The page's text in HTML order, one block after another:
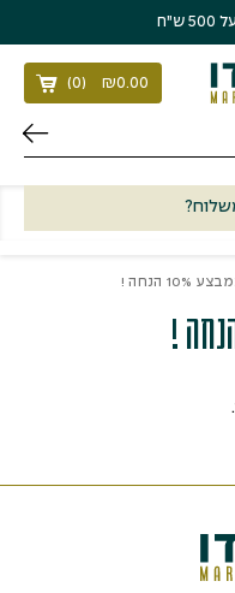
₪0.00
(
0
)
הנחה !